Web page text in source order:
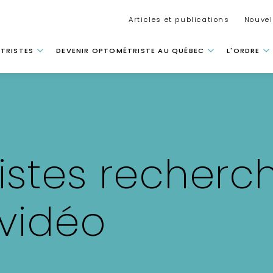
Articles et publications
principale
DEVENIR OPTOMÉTRISTE AU QUÉBEC L'ORDRE